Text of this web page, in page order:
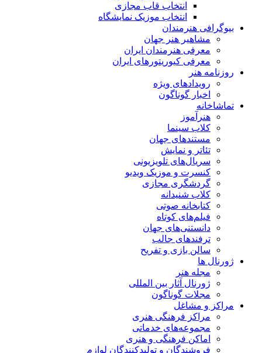
انتخاب قاب مجازی
انتخاب موزیک نمایشگاه
بیوگرافی هنرمندان
مشاهیر هنر جهان
معرفی هنرمندان ایران
معرفی کیوریتورهای ایران
روزنامه هنر
رویدادهای ویژه
اخبار گوناگون
تماشاخانه
هنرآموز
کلاب سینما
مستندهای جهان
تئاتر و نمایش
سریال‌های تلویزیونی
کنسرت و موزیک ویدیو
گردشگری مجازی
کلاب شنیدانه
کتابخانه صوتی
فیلم‌های کوتاه
دانستنی‌های جهان
ترفندهای جالب
سالن بازی و تفریح
ژورنال ها
مجله هنر
ژورنال آثار بین المللی
مجلات گوناگون
مراکز و مشاغل
مراکز فرهنگی هنری
مجموعه‌های خدماتی
اماکن فرهنگی و هنری
فروشندگان و تولیدکنندگان لوازم